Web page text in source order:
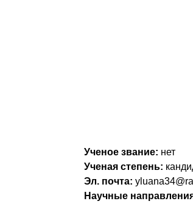
Ученое звание: нет
Ученая степень:
Эл. почта:
Научные